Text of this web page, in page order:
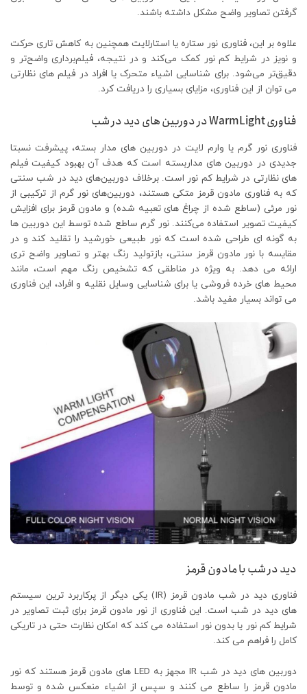
گرفتن تصاویر واضح مشکل داشته باشند.
علاوه بر این، فناوری نور ستاره یا استارلایت همچنین به کاهش تاری حرکت
و نویز در شرایط کم نور کمک می‌کند و در نتیجه، فیلم‌برداری واضح‌تر و
دقیق‌تر می‌شود. برای شناسایی اشیاء متحرک یا افراد در فیلم های نظارتی
می توان از این فناوری، مزایای بسیاری را دریافت کرد.
فناوری WarmLight در دوربین های دید در شب
فناوری نور گرم یا وارم لایت در دوربین های مدار بسته، پیشرفت نسبتا
جدیدی در دوربین های مداربسته است که هدف آن بهبود کیفیت فیلم
های نظارتی در شرایط کم نور است. برخلاف دوربین‌های دید در شب سنتی
که به فناوری مادون قرمز متکی هستند، دوربین‌های نور گرم از ترکیبی از
نور مرئی (ساطع شده از چراغ های تعبیه شده) و مادون قرمز برای افزایش
کیفیت تصویر استفاده می‌کنند. نور گرم ساطع شده توسط این دوربین ها
به گونه ای طراحی شده است که نور طبیعی خورشید را تقلید کند و در
مقایسه با نور مادون قرمز سنتی، بازتولید رنگ بهتر و تصاویر واضح تری
ارائه می دهد. به ویژه در مناطقی که تشخیص رنگ مهم است، مانند
محیط های خرده فروشی یا برای شناسایی وسایل نقلیه و افراد، این فناوری
می تواند بسیار مفید باشد.
دید در شب با مادون قرمز
فناوری دید در شب مادون قرمز (IR) یکی دیگر از پرکاربرد ترین سیستم
های دید در شب است. این فناوری از نور مادون قرمز برای ثبت تصاویر در
شرایط کم نور یا بدون نور استفاده می کند که امکان نظارت حتی در تاریکی
کامل را فراهم می کند.
دوربین های دید در شب IR مجهز به LED های مادون قرمز هستند که نور
مادون قرمز را ساطع می کنند و سپس از اشیاء منعکس شده و توسط